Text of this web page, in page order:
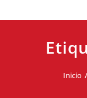
Inicio